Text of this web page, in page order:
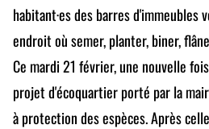
habitant·es des barres
endroit où semer, planter, biner,
Ce mardi 21 février, une nouvelle
projet d'écoquartier porté par la
à protection des espèces. Après